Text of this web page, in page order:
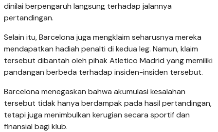
dinilai berpengaruh langsung terhadap jalannya
pertandingan.
Selain itu, Barcelona juga mengklaim seharusnya mereka
mendapatkan hadiah penalti di kedua leg. Namun, klaim
tersebut dibantah oleh pihak Atletico Madrid yang memiliki
pandangan berbeda terhadap insiden-insiden tersebut.
Barcelona menegaskan bahwa akumulasi kesalahan
tersebut tidak hanya berdampak pada hasil pertandingan,
tetapi juga menimbulkan kerugian secara sportif dan
finansial bagi klub.